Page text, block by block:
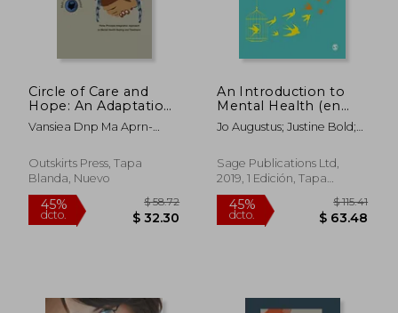
40% 45%
Circle of Care and
Hope: An Adaptation
and Empowerment
Mental Health
Blacks (en Inglés)
Vansiea Dnp Ma Aprn-
Outskirts Press, Tapa
Blanda, Nuevo
An Introduction to
Mental Health (en
Inglés)
Jo Augustus; Justine Bold;
Sage Publications Ltd,
2019, 1 Edición, Tapa
Blanda, Nuevo